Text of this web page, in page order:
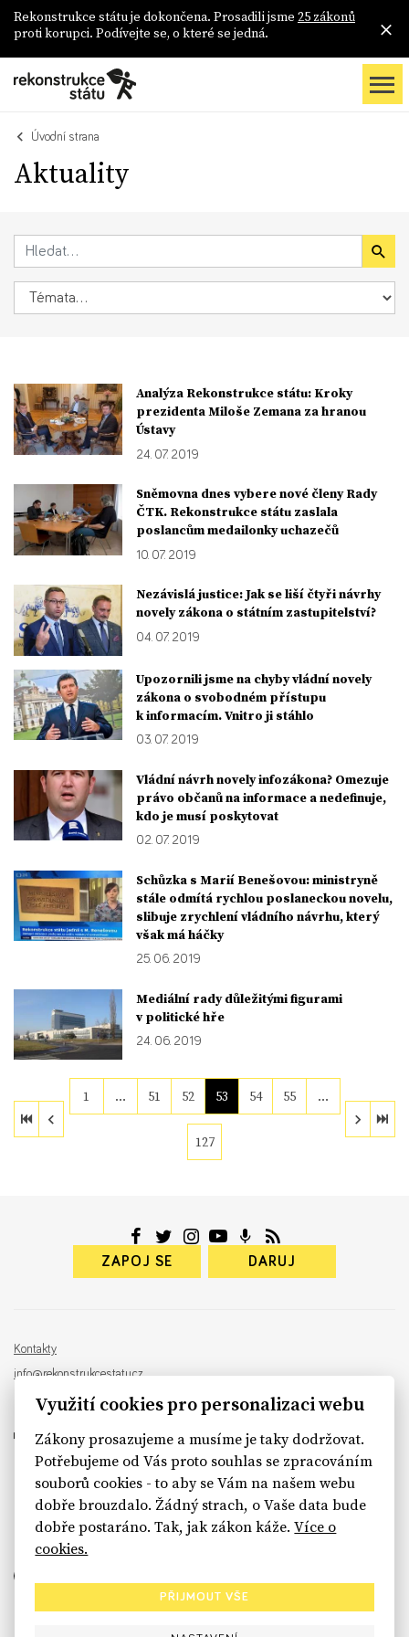
Rekonstrukce státu je dokončena. Prosadili jsme 25 zákonů
proti korupci. Podívejte se, o které se jedná.
Úvodní strana
Aktuality
Analýza Rekonstrukce státu: Kroky
prezidenta Miloše Zemana za hranou
Ústavy
24. 07. 2019
Sněmovna dnes vybere nové členy Rady
ČTK. Rekonstrukce státu zaslala
poslancům medailonky uchazečů
10. 07. 2019
Nezávislá justice: Jak se liší čtyři návrhy
novely zákona o státním zastupitelství?
04. 07. 2019
Upozornili jsme na chyby vládní novely
zákona o svobodném přístupu
k informacím. Vnitro ji stáhlo
03. 07. 2019
Vládní návrh novely infozákona? Omezuje
právo občanů na informace a nedefinuje,
kdo je musí poskytovat
02. 07. 2019
Schůzka s Marií Benešovou: ministryně
stále odmítá rychlou poslaneckou novelu,
slibuje zrychlení vládního návrhu, který
však má háčky
25. 06. 2019
Mediální rady důležitými figurami
v politické hře
24. 06. 2019
1 … 51 52 53 54 55 …
127
ZAPOJ SE DARUJ
Kontakty
info@rekonstrukcestatu.cz
Návrh a vývoj: Sinfin , ilustrace:
sinfin.digital
Využití cookies pro personalizaci webu
Zákony prosazujeme a musíme je taky dodržovat.
Potřebujeme od Vás proto souhlas se zpracováním
souborů cookies - to aby se Vám na našem webu
dobře brouzdalo. Žádný strach, o Vaše data bude
dobře postaráno. Tak, jak zákon káže.Více o
cookies.
PŘIJMOUT VŠE